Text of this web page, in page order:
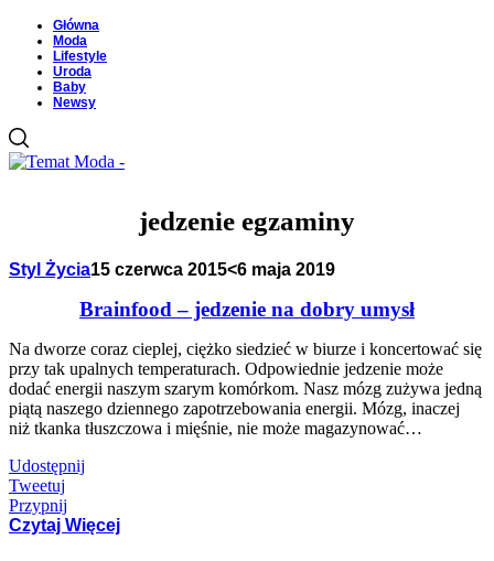
Główna
Moda
Lifestyle
Uroda
Baby
Newsy
jedzenie egzaminy
Styl Życia15 czerwca 2015<6 maja 2019
Brainfood – jedzenie na dobry umysł
Na dworze coraz cieplej, ciężko siedzieć w biurze i koncertować się
przy tak upalnych temperaturach. Odpowiednie jedzenie może
dodać energii naszym szarym komórkom. Nasz mózg zużywa jedną
piątą naszego dziennego zapotrzebowania energii. Mózg, inaczej
niż tkanka tłuszczowa i mięśnie, nie może magazynować…
Udostępnij
Tweetuj
Przypnij
Czytaj Więcej